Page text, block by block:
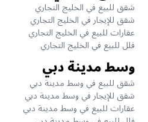
شقق للبيع في الخليج التجاري
شقق للإيجار في الخليج التجاري
عقارات للبيع في الخليج التجاري
فلل للبيع في الخليج التجاري
وسط مدينة دبي
شقق للبيع في وسط مدينة دبي
شقق للإيجار في وسط مدينة دبي
عقارات للبيع في وسط مدينة دبي